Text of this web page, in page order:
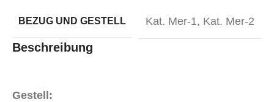
BEZUG UND GESTELL Kat. Mer-1, Kat. Mer-2
Beschreibung
Gestell: